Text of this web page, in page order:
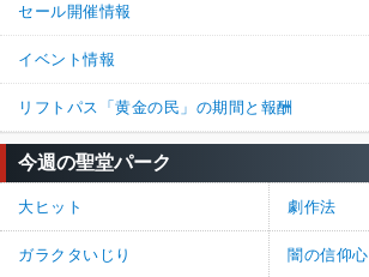
セール開催情報
イベント情報
リフトパス「黄金の民」の期間と報酬
今週の聖堂パーク
大ヒット 劇作法
ガラクタいじり 闇の信仰心